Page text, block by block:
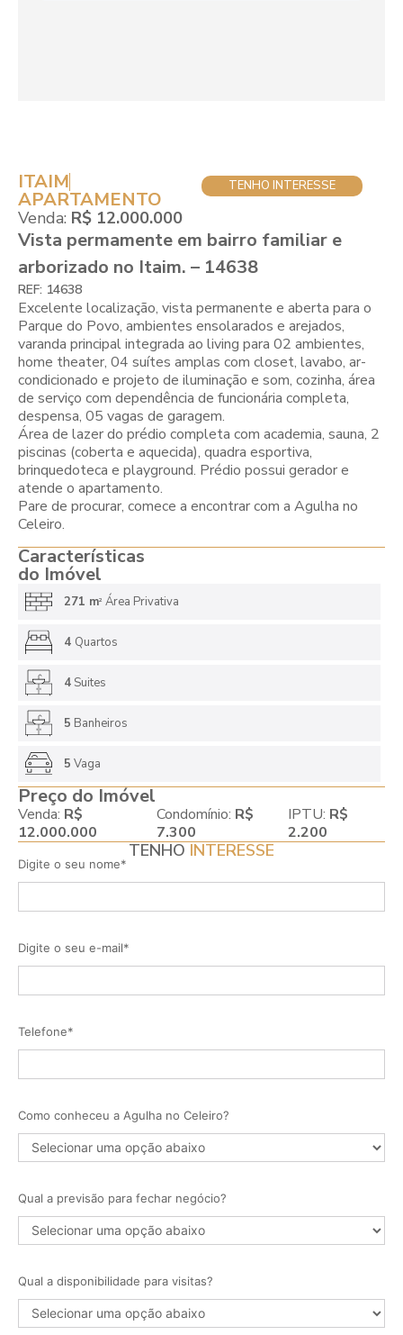
ITAIM
APARTAMENTO
Venda: R$ 12.000.000
TENHO INTERESSE
Vista permamente em bairro familiar e
arborizado no Itaim. – 14638
REF: 14638
Excelente localização, vista permanente e aberta para o
Parque do Povo, ambientes ensolarados e arejados,
varanda principal integrada ao living para 02 ambientes,
home theater, 04 suítes amplas com closet, lavabo, ar-
condicionado e projeto de iluminação e som, cozinha, área
de serviço com dependência de funcionária completa,
despensa, 05 vagas de garagem.
Área de lazer do prédio completa com academia, sauna, 2
piscinas (coberta e aquecida), quadra esportiva,
brinquedoteca e playground. Prédio possui gerador e
atende o apartamento.
Pare de procurar, comece a encontrar com a Agulha no
Celeiro.
Características
do Imóvel
271 m2 Área Privativa
4 Quartos
4Suites
5 Banheiros
5 Vaga
Preço do Imóvel
Venda: R$
12.000.000
Condomínio: R$
7.300
IPTU: R$
2.200
TENHO INTERESSE
Digite o seu nome*
Digite o seu e-mail*
Telefone*
Como conheceu a Agulha no Celeiro?
Qual a previsão para fechar negócio?
Qual a disponibilidade para visitas?